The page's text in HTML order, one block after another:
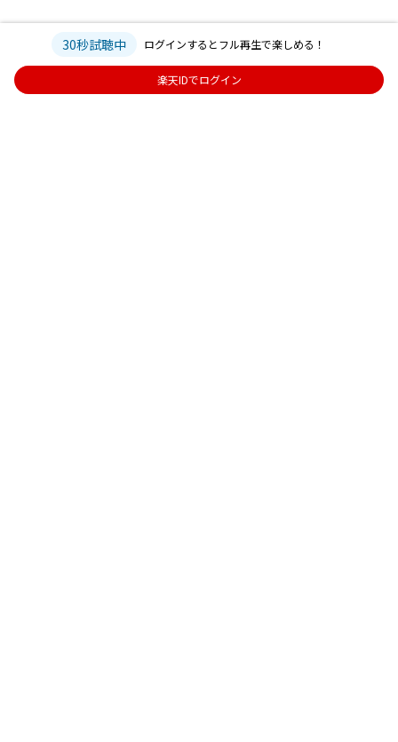
30秒試聴中 ログインするとフル再生で楽しめる！
楽天IDでログイン